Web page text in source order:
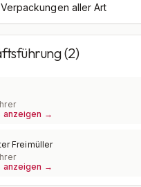
aller Art
(2)
anzeigen →
Freimüller
anzeigen →